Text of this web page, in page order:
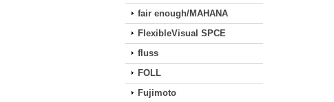
fair enough/MAHANA
FlexibleVisual SPCE
fluss
FOLL
Fujimoto